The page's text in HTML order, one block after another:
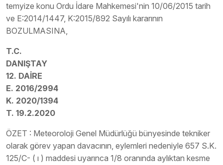
temyize konu Ordu İdare Mahkemesi'nin 10/06/2015 tarih
ve E:2014/1447, K:2015/892 Sayılı kararının
BOZULMASINA,
T.C.
DANIŞTAY
12. DAİRE
E. 2016/2994
K. 2020/1394
T. 19.2.2020
ÖZET : Meteoroloji Genel Müdürlüğü bünyesinde tekniker
olarak görev yapan davacının, eylemleri nedeniyle 657 S.K.
125/C- ( ı ) maddesi uyarınca 1/8 oranında aylıktan kesme